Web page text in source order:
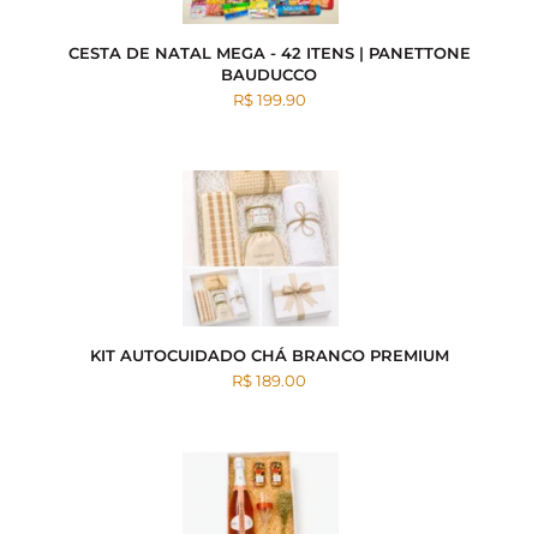
CESTA DE NATAL MEGA - 42 ITENS | PANETTONE
BAUDUCCO
R$ 199.90
KIT AUTOCUIDADO CHÁ BRANCO PREMIUM
R$ 189.00